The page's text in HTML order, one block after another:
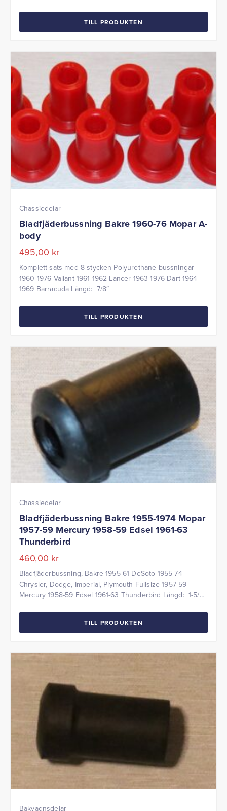
TILL PRODUKTEN
Chassiedelar
Bladfjäderbussning Bakre 1960-76 Mopar A-
body
495,00 kr
Komplett sats med 8 stycken Polyurethane bussningar
1960-1976 Valiant 1961-1962 Lancer 1963-1976 Dart 1964-
1969 Barracuda Längd: 7/8″
TILL PRODUKTEN
Chassiedelar
Bladfjäderbussning Bakre 1955-1974 Mopar
1957-59 Mercury 1958-59 Edsel 1961-63
Thunderbird
460,00 kr
Bladfjäderbussning, Bakre 1955-61 DeSoto 1955-74
Chrysler, Dodge, Imperial, Plymouth Fullsize 1957-59
Mercury 1958-59 Edsel 1961-63 Thunderbird Längd: 1-5/8″
TILL PRODUKTEN
Bakvagnsdelar